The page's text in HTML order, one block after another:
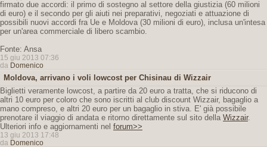
firmato due accordi: il primo di sostegno al settore della giustizia (60 milioni
di euro) e il secondo per gli aiuti nei preparativi, negoziati e attuazione di
possibili nuovi accordi fra Ue e Moldova (30 milioni di euro), inclusa un'intesa
per un'area commerciale di libero scambio.
Fonte: Ansa
15 giu 2013 07:36
da Domenico
Moldova, arrivano i voli lowcost per Chisinau di Wizzair
Biglietti veramente lowcost, a partire da 20 euro a tratta, che si riducono di
altri 10 euro per coloro che sono iscritti al club discount Wizzair, bagaglio a
mano compreso, e altri 20 euro per un bagaglio in stiva. E' già possibile
prenotare il viaggio di andata e ritorno direttamente sul sito della Wizzair.
Ulteriori info e aggiornamenti nel forum>>
13 giu 2013 17:48
da Domenico